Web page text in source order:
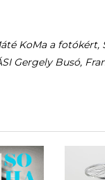
KoMa a fotókért,
Gergely Busó,